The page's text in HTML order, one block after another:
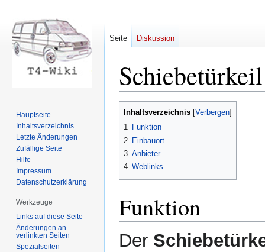
Schiebetürkeil
Zur
Zur
Inhaltsverzeichnis
1 Funktion
2 Einbauort
3 Anbieter
4 Weblinks
Funktion
Der
Seite Diskussion
Hauptseite
Inhaltsverzeichnis
Letzte Änderungen
Zufällige Seite
Hilfe
Impressum
Datenschutzerklärung
Werkzeuge
Links auf diese Seite
Änderungen an
verlinkten Seiten
Spezialseiten